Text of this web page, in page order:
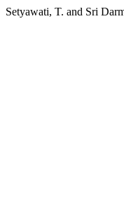
Setyawati, T. and Sri